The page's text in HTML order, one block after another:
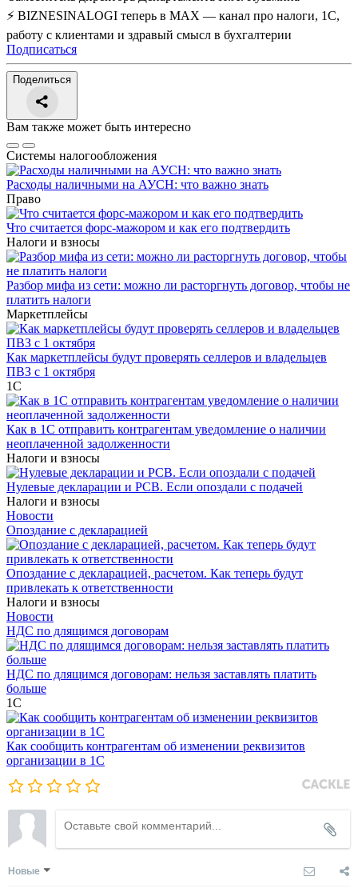
⚡ BIZNESINALOGI теперь в MAX — канал про налоги, 1С,
работу с клиентами и здравый смысл в бухгалтерии
Подписаться
Поделиться
Вам также может быть интересно
Системы налогообложения
Расходы наличными на АУСН: что важно знать
Право
Что считается форс-мажором и как его подтвердить
Налоги и взносы
Разбор мифа из сети: можно ли расторгнуть договор, чтобы не
платить налоги
Маркетплейсы
Как маркетплейсы будут проверять селлеров и владельцев
ПВЗ с 1 октября
1С
Как в 1С отправить контрагентам уведомление о наличии
неоплаченной задолженности
Налоги и взносы
Нулевые декларации и РСВ. Если опоздали с подачей
Налоги и взносы
Новости
Опоздание с декларацией
Опоздание с декларацией, расчетом. Как теперь будут
привлекать к ответственности
Налоги и взносы
Новости
НДС по длящимся договорам
НДС по длящимся договорам: нельзя заставлять платить
больше
1С
Как сообщить контрагентам об изменении реквизитов
организации в 1C
Новые